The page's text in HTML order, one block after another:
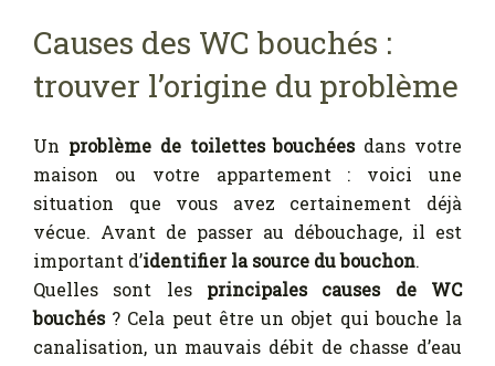
Causes des WC bouchés :
trouver l’origine du problème
Un problème de toilettes bouchéesdans votre
maison ou votre appartement : voici une
situation que vous avez certainement déjà
vécue. Avant de passer au débouchage, il est
important d’identifier la source du bouchon.
Quelles sont les principales causes de WC
bouchés? Cela peut être un objet qui bouche la
canalisation, un mauvais débit de chasse d’eau